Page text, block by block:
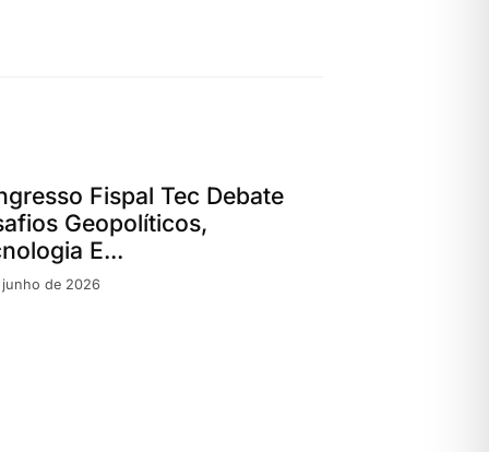
Fispal Tec Debate
Geopolíticos,
E...
junho de 2026